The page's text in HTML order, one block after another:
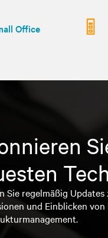
Office
Sie regelmäßig
und Einblicken